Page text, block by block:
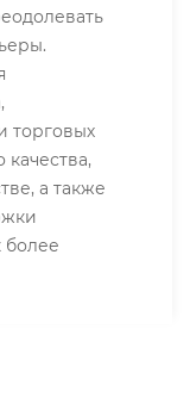
торговых
а также